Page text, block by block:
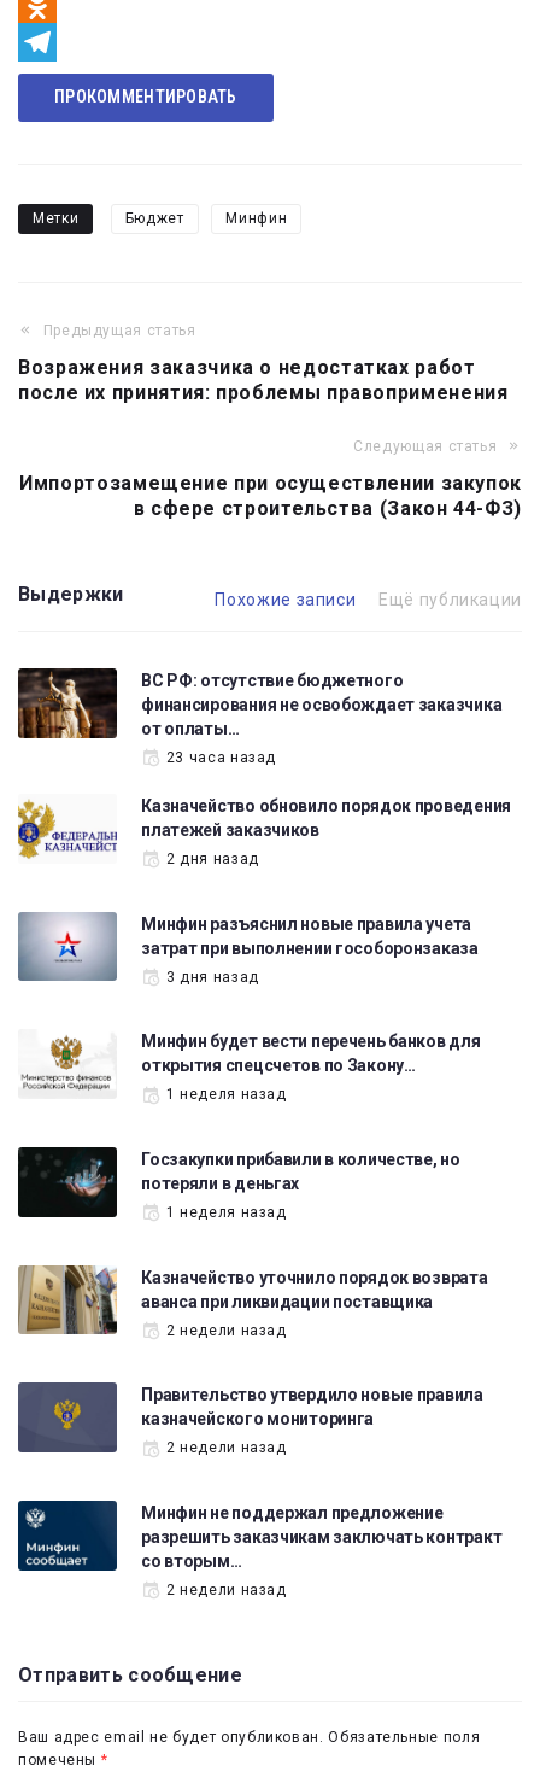
Odnoklassniki
Telegram
ПРОКОММЕНТИРОВАТЬ
Метки Бюджет Минфин
Навигация
по
Предыдущая статья
Возражения заказчика о недостатках работ
после их принятия: проблемы правоприменения
Следующая статья
Импортозамещение при осуществлении закупок
в сфере строительства (Закон 44-ФЗ)
Выдержки Похожие записи Ещё публикации
ВС РФ: отсутствие бюджетного
финансирования не освобождает заказчика
от оплаты…
23 часа назад
Казначейство обновило порядок проведения
платежей заказчиков
2 дня назад
Минфин разъяснил новые правила учета
затрат при выполнении гособоронзаказа
3 дня назад
Минфин будет вести перечень банков для
открытия спецсчетов по Закону…
1 неделя назад
Госзакупки прибавили в количестве, но
потеряли в деньгах
1 неделя назад
Казначейство уточнило порядок возврата
аванса при ликвидации поставщика
2 недели назад
Правительство утвердило новые правила
казначейского мониторинга
2 недели назад
Минфин не поддержал предложение
разрешить заказчикам заключать контракт
со вторым…
2 недели назад
Отправить сообщение
Ваш адрес email не будет опубликован. Обязательные поля
помечены *